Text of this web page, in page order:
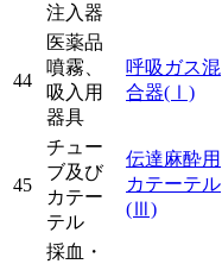
注入器
44
医薬品
噴霧、
吸入用
器具
呼吸ガス混
合器(Ⅰ)
45
チュー
ブ及び
カテー
テル
伝達麻酔用
カテーテル
(Ⅲ)
採血・